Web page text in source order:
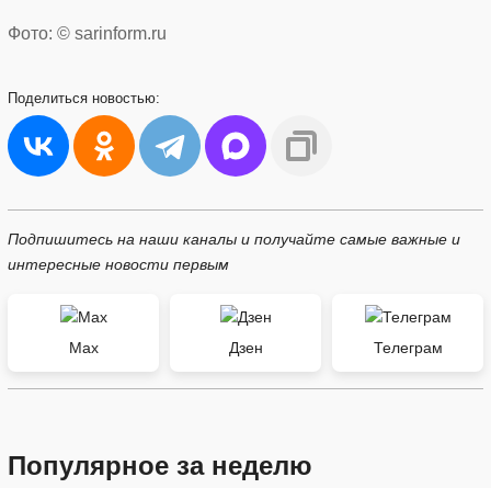
Фото: © sarinform.ru
Поделиться новостью:
Подпишитесь на наши каналы и получайте самые важные и
интересные новости первым
Max Дзен Телеграм
Популярное за неделю